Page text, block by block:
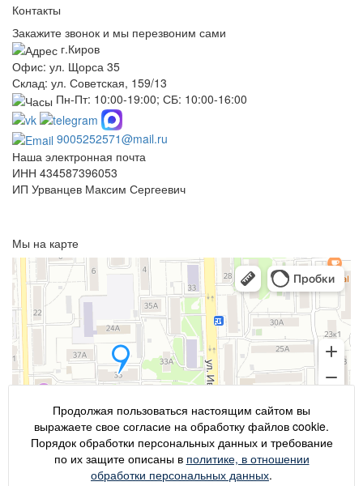
Контакты
Закажите звонок и мы перезвоним сами
г.Киров
Офис: ул. Щорса 35
Склад: ул. Советская, 159/13
Пн-Пт: 10:00-19:00; СБ: 10:00-16:00
9005252571@mail.ru
Наша электронная почта
ИНН 434587396053
ИП Урванцев Максим Сергеевич
Мы на карте
Продолжая пользоваться настоящим сайтом вы
выражаете свое согласие на обработку файлов cookie.
Порядок обработки персональных данных и требование
по их защите описаны в политике, в отношении
обработки персональных данных.